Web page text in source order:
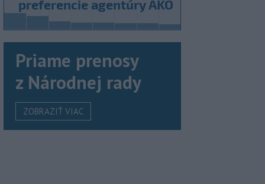
Priame prenosy
z Národnej rady
ZOBRAZIŤ VIAC